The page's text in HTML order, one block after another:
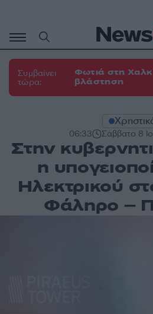
περιεχόμενο
Συμβαίνει
τώρα:
Φωτιά στη
βλάστηση
06:33 Σάββατο 8
Στην
η
Ηλεκτρικού
Φάληρο –